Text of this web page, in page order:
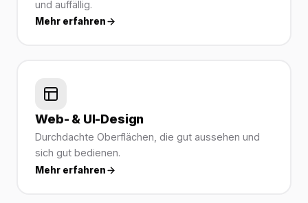
und auffällig.
Mehr erfahren
Web- & UI-Design
Durchdachte Oberflächen, die gut aussehen und
sich gut bedienen.
Mehr erfahren